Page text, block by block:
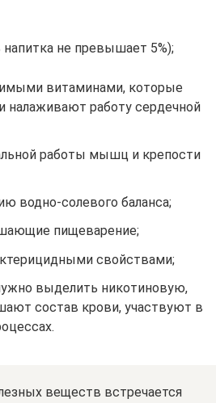
не превышает 5%);
витаминами, которые
налаживают работу сердечной
работы мышц и крепости
водно-солевого баланса;
пищеварение;
свойствами;
выделить никотиновую,
состав крови, участвуют в
веществ встречается